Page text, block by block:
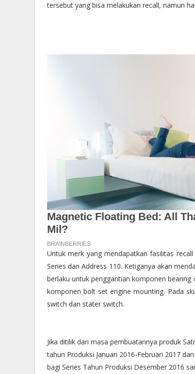
tersebut yang bisa melakukan recall, namun
Untuk merk yang mendapatkan fasilitas
Series dan Address 110. Ketiganya akan
berlaku untuk penggantian komponen bearing
komponen bolt set engine mounting. Pada
switch dan stater switch.
Jika ditilik dari masa pembuatannya produk
tahun Produksi Januari 2016-Februari 2017
bagi Series Tahun Produksi Desember 2016